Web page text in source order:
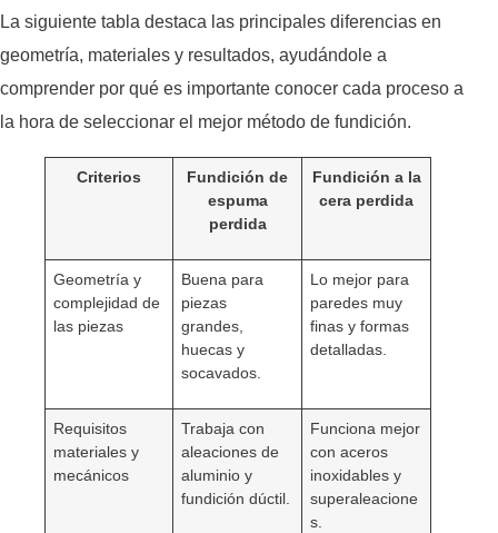
La siguiente tabla destaca las principales diferencias en
geometría, materiales y resultados, ayudándole a
comprender por qué es importante conocer cada proceso a
la hora de seleccionar el mejor método de fundición.
Criterios
Fundición de
espuma
perdida
Fundición a la
cera perdida
Geometría y
complejidad de
las piezas
Buena para
piezas
grandes,
huecas y
socavados.
Lo mejor para
paredes muy
finas y formas
detalladas.
Requisitos
materiales y
mecánicos
Trabaja con
aleaciones de
aluminio y
fundición dúctil.
Funciona mejor
con aceros
inoxidables y
superaleacione
s.